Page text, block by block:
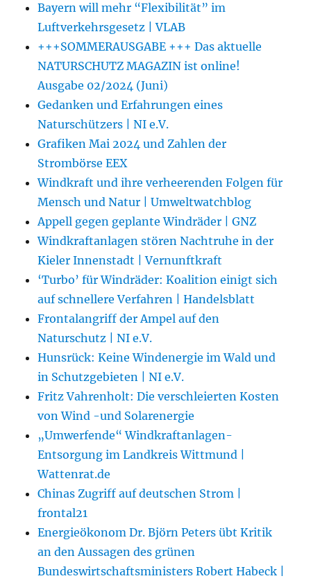
Bayern will mehr “Flexibilität” im
Luftverkehrsgesetz | VLAB
+++SOMMERAUSGABE +++ Das aktuelle
NATURSCHUTZ MAGAZIN ist online!
Ausgabe 02/2024 (Juni)
Gedanken und Erfahrungen eines
Naturschützers | NI e.V.
Grafiken Mai 2024 und Zahlen der
Strombörse EEX
Windkraft und ihre verheerenden Folgen für
Mensch und Natur | Umweltwatchblog
Appell gegen geplante Windräder | GNZ
Windkraftanlagen stören Nachtruhe in der
Kieler Innenstadt | Vernunftkraft
‘Turbo’ für Windräder: Koalition einigt sich
auf schnellere Verfahren | Handelsblatt
Frontalangriff der Ampel auf den
Naturschutz | NI e.V.
Hunsrück: Keine Windenergie im Wald und
in Schutzgebieten | NI e.V.
Fritz Vahrenholt: Die verschleierten Kosten
von Wind -und Solarenergie
„Umwerfende“ Windkraftanlagen-
Entsorgung im Landkreis Wittmund |
Wattenrat.de
Chinas Zugriff auf deutschen Strom |
frontal21
Energieökonom Dr. Björn Peters übt Kritik
an den Aussagen des grünen
Bundeswirtschaftsministers Robert Habeck |